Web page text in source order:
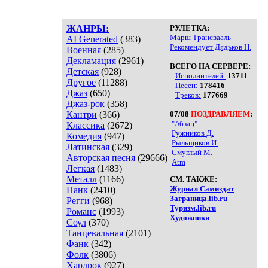
ЖАНРЫ:
AI Generated (383)
Военная (285)
Декламация (2961)
Детская (928)
Другое (11288)
Джаз (650)
Джаз-рок (358)
Кантри (366)
Классика (2672)
Комедия (947)
Латинская (329)
Авторская песня (29666)
Легкая (1483)
Металл (1166)
Панк (2410)
Регги (968)
Романс (1993)
Соул (370)
Танцевальная (2101)
Фанк (342)
Фолк (3806)
Хардрок (927)
РУЛЕТКА:
Марш Трансвааль
Рекомендует Дядьков Н.
ВСЕГО НА СЕРВЕРЕ:
Исполнителей: 13711
Песен: 178416
Треков: 177669
07/08 ПОЗДРАВЛЯЕМ:
"Абзац"
Ружников Д.
Рыльщиков И.
Смуглый М.
Atm
СМ. ТАКЖЕ:
Журнал Самиздат
Заграница.lib.ru
Туризм.lib.ru
Художники